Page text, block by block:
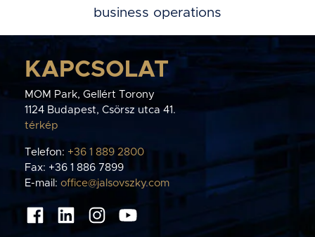
business operations
KAPCSOLAT
MOM Park, Gellért Torony
1124 Budapest, Csörsz utca 41.
térkép
Telefon: +36 1 889 2800
Fax: +36 1 886 7899
E-mail: office@jalsovszky.com